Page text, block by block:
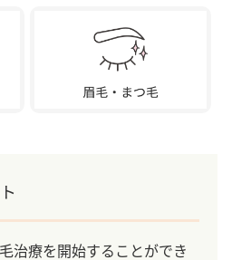
治療を開始することができ